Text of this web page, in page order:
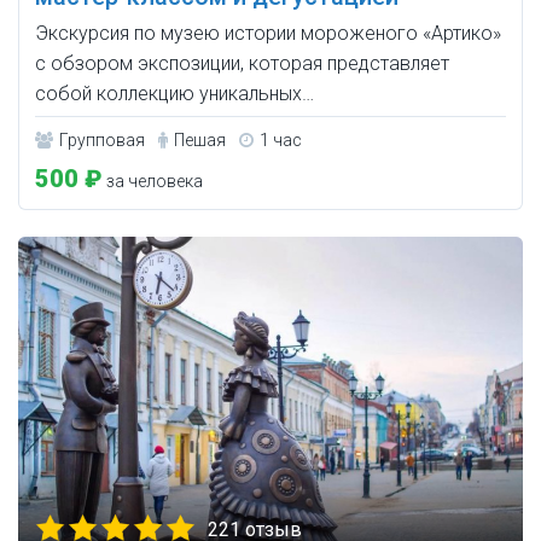
Экскурсия по музею истории мороженого «Артико»
с обзором экспозиции, которая представляет
собой коллекцию уникальных…
Групповая Пешая 1 час
500 ₽ за человека
221 отзыв